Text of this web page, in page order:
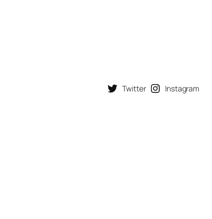
Twitter Instagram